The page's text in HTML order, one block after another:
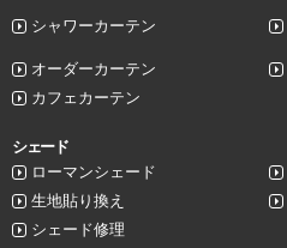
シャワーカーテン
オーダーカーテン
カフェカーテン
シェード
ローマンシェード
生地貼り換え
シェード修理